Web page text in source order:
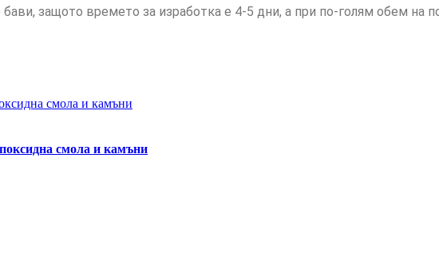
защото времето за изработка е 4-5 дни, а при по-голям обем на
смола и камъни